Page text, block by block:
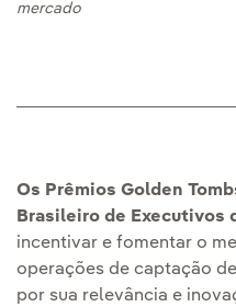
mercado
Os Prêmios Golden
Brasileiro de Executivos
incentivar e fomentar o
operações de captação
por sua relevância e